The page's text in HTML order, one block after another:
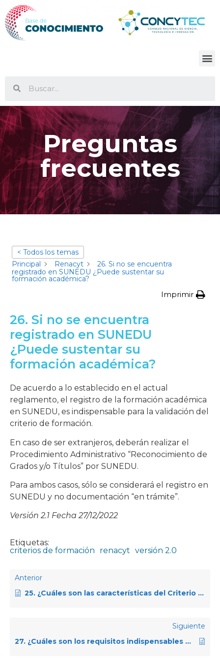
Preguntas
frecuentes
< Todos los temas
Principal
Renacyt
26. Si no se encuentra
registrado en SUNEDU ¿Puede sustentar su
formación académica?
Imprimir
26. Si no se encuentra
registrado en SUNEDU
¿Puede sustentar su
formación académica?
De acuerdo a lo establecido en el actual
reglamento, el registro de la formación académica
en SUNEDU, es indispensable para la validación del
criterio de formación.
En caso de ser extranjeros, deberán realizar el
Procedimiento Administrativo “Reconocimiento de
Grados y/o Títulos” por SUNEDU.
Para ambos casos, sólo se considerará el registro en
SUNEDU y no documentación “en trámite”.
Versión 2.1 Fecha 27/12/2022
Etiquetas:
criterios de formación
renacyt versión 2.0
Anterior
25. ¿Cuáles son las características del Criterio de Formación?
Siguiente
27. ¿Cuáles son los requisitos indispensables que el investigador debe cumplir para su calificación RENACYT?